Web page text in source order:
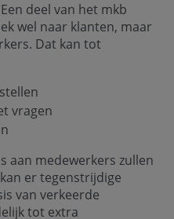
deel van het mkb
wel naar klanten, maar
Dat kan tot
vragen
aan medewerkers zullen
er tegenstrijdige
van verkeerde
tot extra